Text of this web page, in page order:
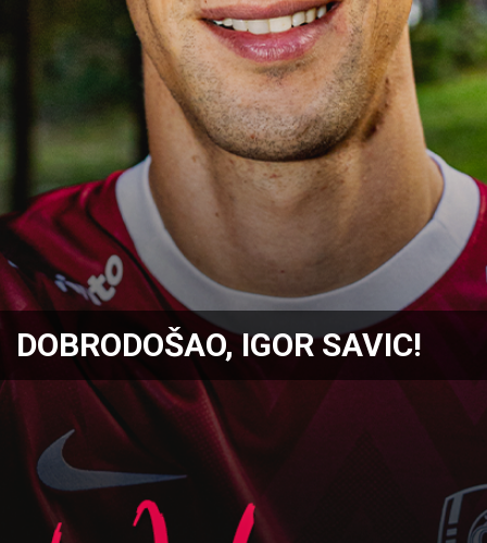
DOBRODOŠAO, IGOR SAVIC!